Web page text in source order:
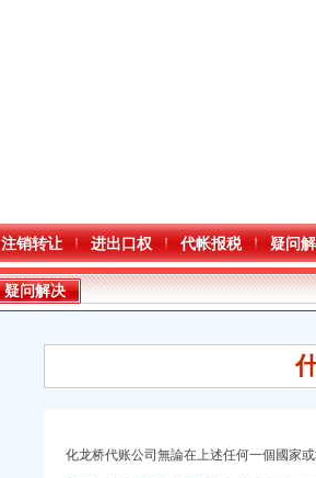
注销转让 进出口权 代帐报税 疑问
疑问解决
化龙桥代账公司無論在上述任何一個國家